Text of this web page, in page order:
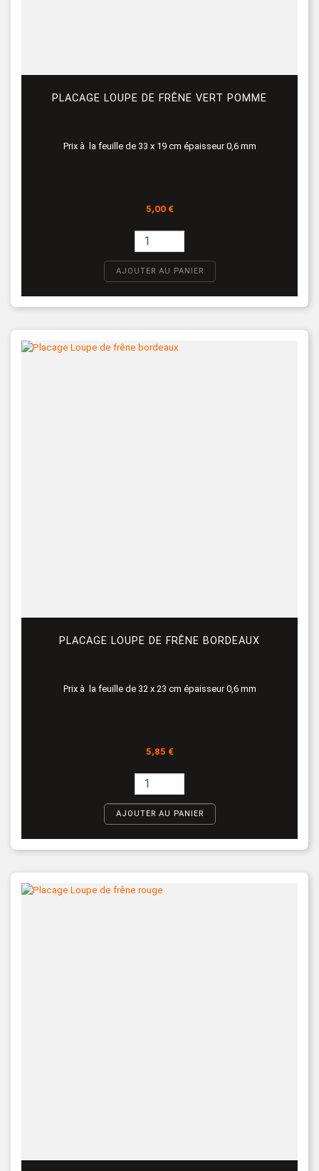
PLACAGE LOUPE DE FRÊNE VERT POMME
Prix à la feuille de 33 x 19 cm épaisseur 0,6 mm
Prix
5,00 €
AJOUTER AU PANIER
PLACAGE LOUPE DE FRÊNE BORDEAUX
Prix à la feuille de 32 x 23 cm épaisseur 0,6 mm
Prix
5,85 €
AJOUTER AU PANIER